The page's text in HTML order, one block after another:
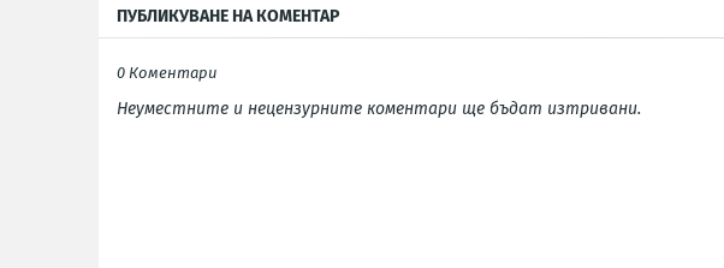
ПУБЛИКУВАНЕ НА КОМЕНТАР
0 Коментари
Неуместните и нецензурните коментари ще бъдат изтривани.